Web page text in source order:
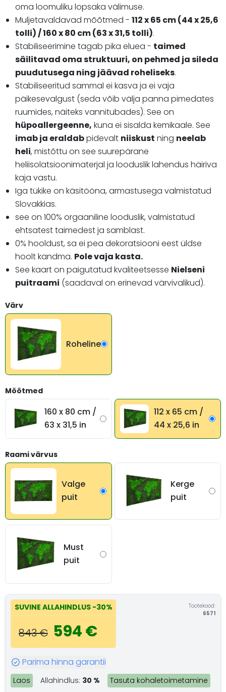
oma loomuliku lopsaka välimuse.
Muljetavaldavad mõõtmed - 112 x 65 cm (44 x 25,6
tolli) / 160 x 80 cm (63 x 31,5 tolli).
Stabiliseerimine tagab pika eluea - taimed
säilitavad oma struktuuri, on pehmed ja sileda
puudutusega ning jäävad roheliseks.
Stabiliseeritud sammal ei kasva ja ei vaja
päikesevalgust (seda võib välja panna pimedates
ruumides, näiteks vannitubades). See on
hüpoallergeenne, kuna ei sisalda kemikaale. See
imab ja eraldabpidevalt niiskust ning neelab
heli, mistõttu on see suurepärane
heliisolatsioonimaterjal ja looduslik lahendus häiriva
kaja vastu.
Iga tükike on käsitööna, armastusega valmistatud
Slovakkias.
see on 100% orgaaniline looduslik, valmistatud
ehtsatest taimedest ja samblast.
0% hooldust, sa ei pea dekoratsiooni eest üldse
hoolt kandma. Pole vaja kasta.
See kaart on paigutatud kvaliteetsesse Nielseni
puitraami (saadaval on erinevad värvivalikud).
Värv
Roheline
Mõõtmed
160 x 80 cm /
63 x 31,5 in
112 x 65 cm /
44 x 25,6 in
Raami värvus
Valge
puit
Kerge
puit
Must
puit
SUVINE ALLAHINDLUS -30%
843 € 594 €
Tootekood:
6571
Parima hinna garantii
Laos Allahindlus: 30 % Tasuta kohaletoimetamine